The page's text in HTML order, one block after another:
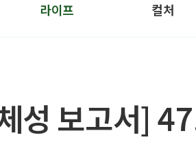
라이프 컬처
성 보고서]